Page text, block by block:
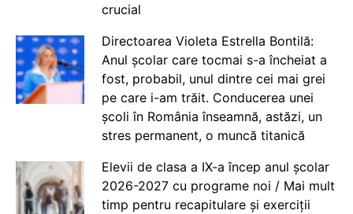
crucial
Directoarea Violeta Estrella Bontilă:
Anul școlar care tocmai s-a încheiat a
fost, probabil, unul dintre cei mai grei
pe care i-am trăit. Conducerea unei
școli în România înseamnă, astăzi, un
stres permanent, o muncă titanică
Elevii de clasa a IX-a încep anul școlar
2026-2027 cu programe noi / Mai mult
timp pentru recapitulare și exerciții